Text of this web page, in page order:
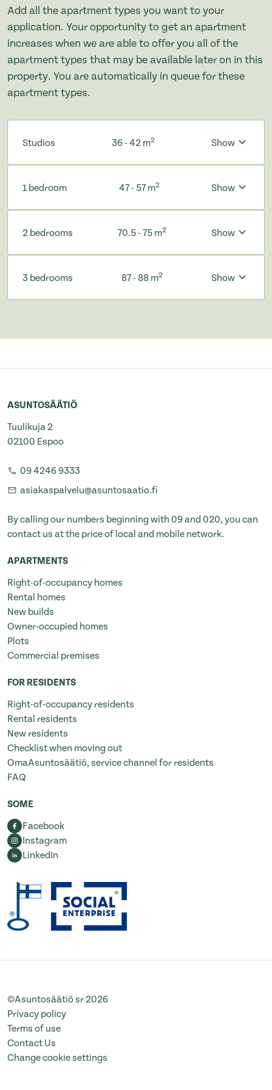
Add all the apartment types you want to your
application. Your opportunity to get an apartment
increases when we are able to offer you all of the
apartment types that may be available later on in this
property. You are automatically in queue for these
apartment types.
Studios 36 - 42 m2 Show
1 bedroom 47 - 57 m2 Show
2 bedrooms 70.5 - 75 m2 Show
3 bedrooms 87 - 88 m2 Show
ASUNTOSÄÄTIÖ
Tuulikuja 2
02100 Espoo
09 4246 9333
asiakaspalvelu@asuntosaatio.fi
By calling our numbers beginning with 09 and 020, you can
contact us at the price of local and mobile network.
APARTMENTS
Right-of-occupancy homes
Rental homes
New builds
Owner-occupied homes
Plots
Commercial premises
FOR RESIDENTS
Right-of-occupancy residents
Rental residents
New residents
Checklist when moving out
OmaAsuntosäätiö, service channel for residents
FAQ
SOME
Facebook
Instagram
LinkedIn
©Asuntosäätiö sr 2026
Privacy policy
Terms of use
Contact Us
Change cookie settings